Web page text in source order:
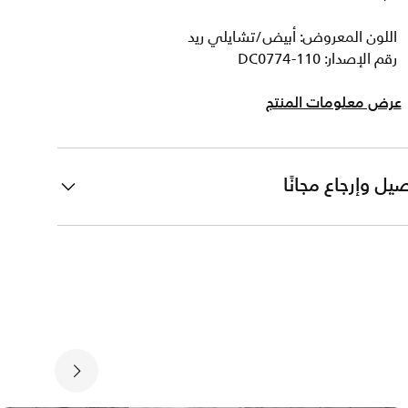
اللون المعروض: أبيض/تشايلي ريد
رقم الإصدار: DC0774-110
عرض معلومات المنتج
وإرجاع مجانًا